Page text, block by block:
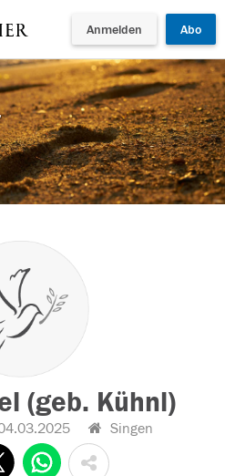
Anmelden Abo
(geb. Kühnl)
Singen